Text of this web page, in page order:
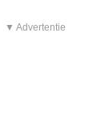
▼ Advertentie